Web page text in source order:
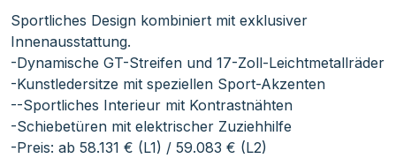
Sportliches Design kombiniert mit exklusiver
Innenausstattung.
-Dynamische GT-Streifen und 17-Zoll-Leichtmetallräder
-Kunstledersitze mit speziellen Sport-Akzenten
--Sportliches Interieur mit Kontrastnähten
-Schiebetüren mit elektrischer Zuziehhilfe
-Preis: ab 58.131 € (L1) / 59.083 € (L2)